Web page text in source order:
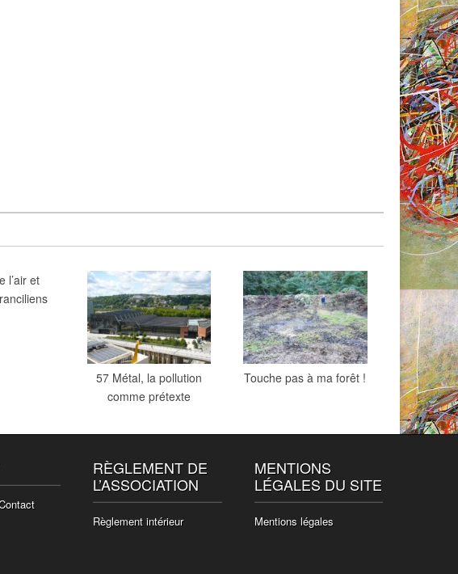
l’air et
57 Métal, la pollution
comme prétexte
Touche pas à ma forêt !
RÈGLEMENT DE
L’ASSOCIATION
Règlement intérieur
MENTIONS
LÉGALES DU SITE
Mentions légales